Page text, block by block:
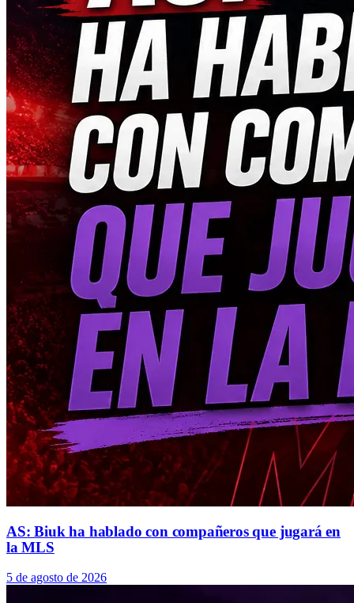
AS: Biuk ha hablado con compañeros que jugará en
la MLS
5 de agosto de 2026